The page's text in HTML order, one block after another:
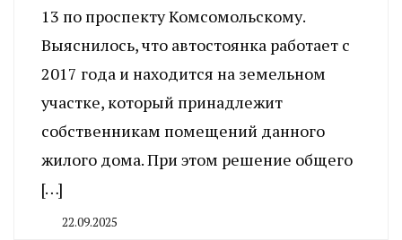
13 по проспекту Комсомольскому.
Выяснилось, что автостоянка работает с
2017 года и находится на земельном
участке, который принадлежит
собственникам помещений данного
жилого дома. При этом решение общего
[…]
22.09.2025